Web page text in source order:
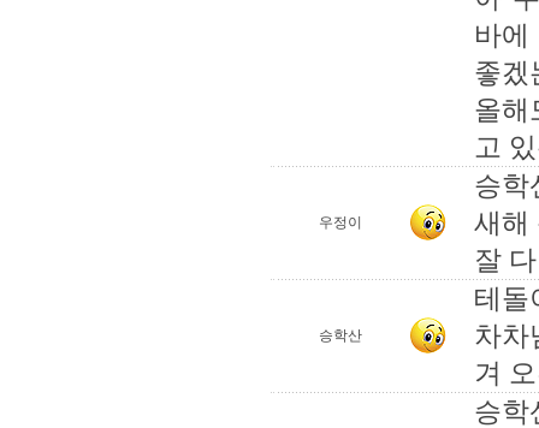
바
좋겠
올해
고
우정이
승학
새해
잘
승학산
테돌
차차
겨
승학